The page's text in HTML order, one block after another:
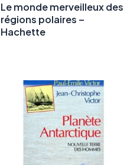
Le monde merveilleux des
régions polaires –
Hachette